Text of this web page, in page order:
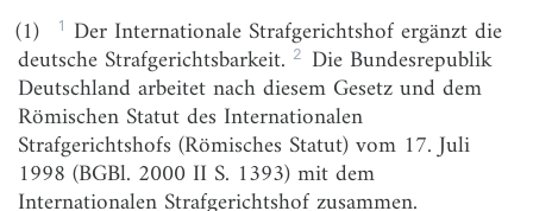
§ 1
86 und Artikel 34 des Römischen Statuts)
Teil 2
Überstellung
§ 2
Grundsatz (Zu Artikel 89 Abs. 1, Artikel 91 Abs. 2
(1) 1 Der Internationale Strafgerichtshof ergänzt die
deutsche Strafgerichtsbarkeit. 2 Die Bundesrepublik
Deutschland arbeitet nach diesem Gesetz und dem
Römischen Statut des Internationalen
Strafgerichtshofs (Römisches Statut) vom 17. Juli
1998 (BGBl. 2000 II S. 1393) mit dem
Internationalen Strafgerichtshof zusammen.